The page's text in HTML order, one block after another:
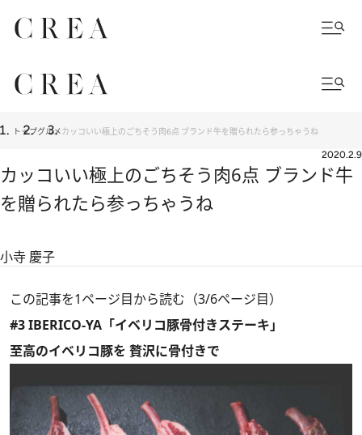
トップグルメカッコいい極上のごちそう肉6点 ブランド牛を贈られたら参っちゃうね
2020.2.9
カッコいい極上のごちそう肉6点 ブランド牛
を贈られたら参っちゃうね
小寺 慶子
この記事を1ページ目から読む（3/6ページ目）
#3 IBERICO-YA「イベリコ豚骨付きステーキ」
至高のイベリコ豚を 贅沢に骨付きで